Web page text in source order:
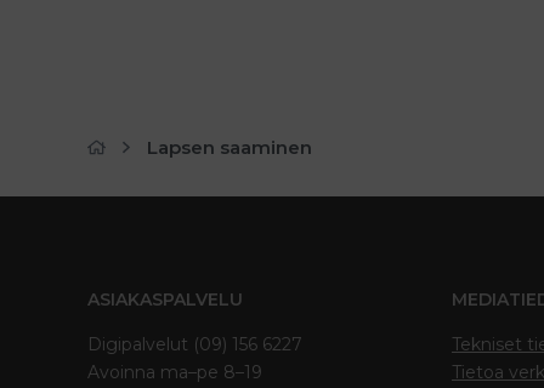
Lapsen saaminen
ASIAKASPALVELU
Digipalvelut (09) 156 6227
Avoinna ma–pe 8–19
Tekniset
Tietoa